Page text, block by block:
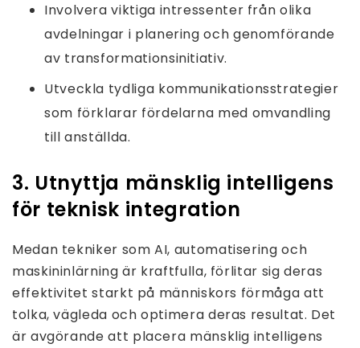
Involvera viktiga intressenter från olika
avdelningar i planering och genomförande
av transformationsinitiativ.
Utveckla tydliga kommunikationsstrategier
som förklarar fördelarna med omvandling
till anställda.
3. Utnyttja mänsklig intelligens
för teknisk integration
Medan tekniker som AI, automatisering och
maskininlärning är kraftfulla, förlitar sig deras
effektivitet starkt på människors förmåga att
tolka, vägleda och optimera deras resultat. Det
är avgörande att placera mänsklig intelligens